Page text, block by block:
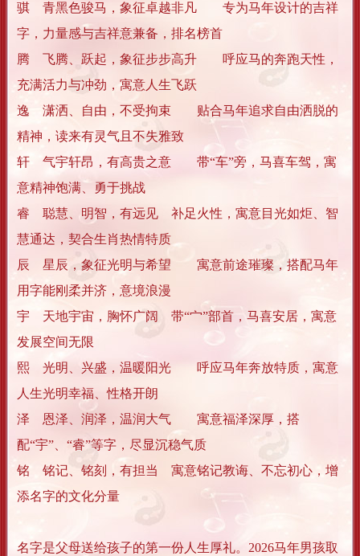
骐 青黑色骏马，象征卓越非凡
专为马年设计的吉祥
字，力量感与吉祥意兼备，排名榜首
腾
飞腾、跃起，象征步步高升
呼应马的奔跑天性，
充满活力与冲劲，寓意人生飞跃
逸
潇洒、自由，不受拘束
贴合马年追求自由洒脱的
精神，读来有灵气且不失雅致
轩
气宇轩昂，有高贵之意
带“车”旁，马喜车驾，寓
意精神饱满、勇于挑战
睿
聪慧、明智，有远见
补足火性，寓意目光如炬、智
慧通达，契合生肖热情特质
辰
星辰，象征光明与希望
寓意前途璀璨，搭配马年
用字能刚柔并济，意境浪漫
宇
天地宇宙，胸怀广阔
带“宀”部首，马喜安居，寓意
发展空间无限
熙
光明、兴盛，温暖阳光
呼应马年奔放特质，寓意
人生光明幸福、性格开朗
泽
恩泽、润泽，温润大气
寓意福泽深厚，搭
配“宇”、“睿”等字，尽显沉稳气质
铭
铭记、铭刻，有担当
寓意铭记教诲、不忘初心，增
添名字的文化分量
名字是父母送给孩子的第一份人生厚礼。2026马年男孩取